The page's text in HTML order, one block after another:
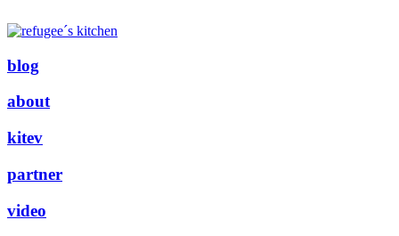
blog
about
kitev
partner
video